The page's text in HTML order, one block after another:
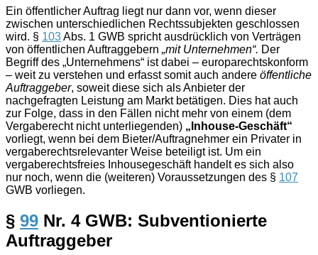
Ein öffentlicher Auftrag liegt nur dann vor, wenn dieser
zwischen unterschiedlichen Rechtssubjekten geschlossen
wird. § 103Abs. 1 GWB spricht ausdrücklich von Verträgen
von öffentlichen Auftraggebern „mit Unternehmen“. Der
Begriff des „Unternehmens“ ist dabei – europarechtskonform
– weit zu verstehen und erfasst somit auch andere öffentliche
Auftraggeber, soweit diese sich als Anbieter der
nachgefragten Leistung am Markt betätigen. Dies hat auch
zur Folge, dass in den Fällen nicht mehr von einem (dem
Vergaberecht nicht unterliegenden) „Inhouse-Geschäft“
vorliegt, wenn bei dem Bieter/Auftragnehmer ein Privater in
vergaberechtsrelevanter Weise beteiligt ist. Um ein
vergaberechtsfreies Inhousegeschäft handelt es sich also
nur noch, wenn die (weiteren) Voraussetzungen des § 107
GWB vorliegen.
§ 99 Nr. 4 GWB: Subventionierte
Auftraggeber